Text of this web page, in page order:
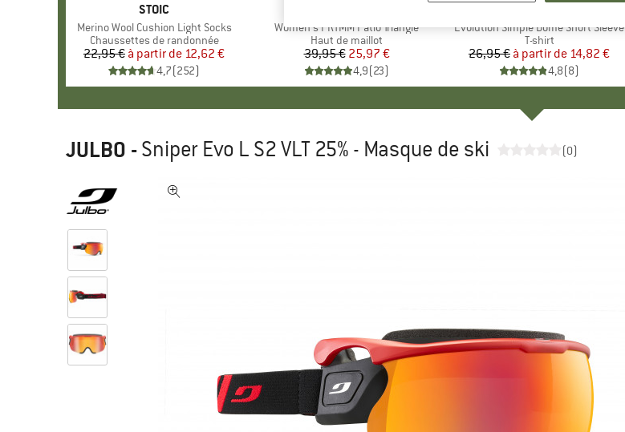
MARQUE
STOIC
Article
Merino Wool Cushion Light Socks
Product group
Chaussettes de randonnée
Prix
22,95 € Prix réduit
à partir de 12,62 €
4,7(252)
Article
Women's PRTMM Patio Triangle
Product group
Haut de maillot
Prix
39,95 € Prix réduit
25,97 €
4,9(23)
Article
Evolution Simple Dome Short Sleeve
Product group
T-shirt
Prix
26,95 € Prix réduit
à partir de 14,82 €
4,8(8)
JULBO -Sniper Evo L S2 VLT 25% - Masque de ski (0)